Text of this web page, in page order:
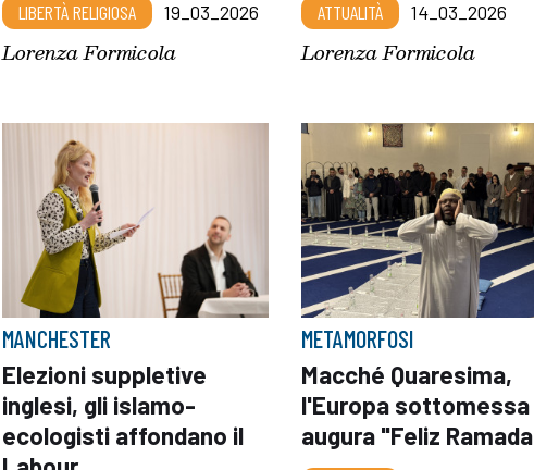
LIBERTÀ RELIGIOSA 19_03_2026
Lorenza Formicola
ATTUALITÀ 14_03_2026
Lorenza Formicola
MANCHESTER
Elezioni suppletive
inglesi, gli islamo-
ecologisti affondano il
METAMORFOSI
Macché Quaresima,
l'Europa sottomessa
augura "Feliz